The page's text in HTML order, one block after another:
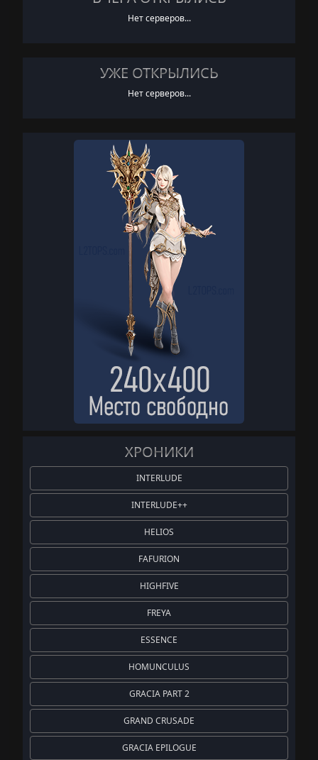
Нет серверов...
УЖЕ ОТКРЫЛИСЬ
Нет серверов...
ХРОНИКИ
INTERLUDE
INTERLUDE++
HELIOS
FAFURION
HIGHFIVE
FREYA
ESSENCE
HOMUNCULUS
GRACIA PART 2
GRAND CRUSADE
GRACIA EPILOGUE